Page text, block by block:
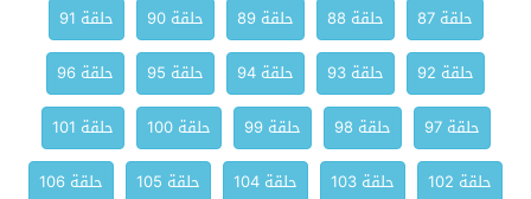
حلقة 87
حلقة 88 حلقة 89 حلقة 90
حلقة 91
حلقة 92
حلقة 93 حلقة 94 حلقة 95
حلقة 96
حلقة 97
حلقة 98 حلقة 99 حلقة 100
حلقة 101
حلقة 102
حلقة 103 حلقة 104 حلقة 105
حلقة 106